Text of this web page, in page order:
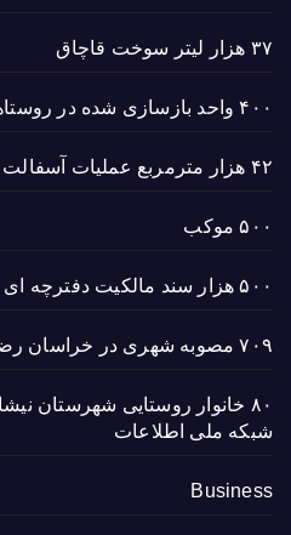
۳۷ هزار لیتر سوخت قاچاق
۴۰۰ واحد بازسازی شده در روستاهای زلزله زده کاشمر
۴۲ هزار مترمربع عملیات آسفالت معابر
۵۰۰ موکب
۵۰۰ هزار سند مالکیت دفترچه ای
۷۰۹ مصوبه شهری در خراسان رضوی
۸۰ خانوار روستایی شهرستان
شبکه ملی اطلاعات
Business